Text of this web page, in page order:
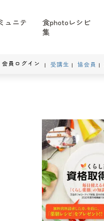
ュニテ
食photoレシピ
集
会員ログイン 受講生 協会員